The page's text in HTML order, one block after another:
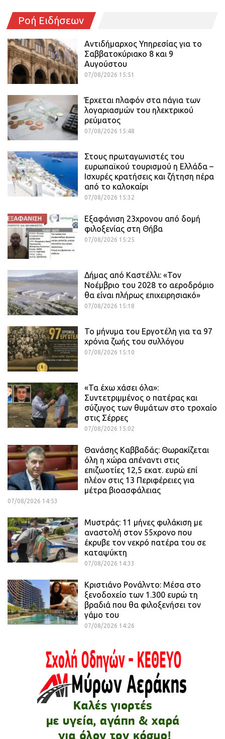
Ροή Ειδήσεων
Αντιδήμαρχος Υπηρεσίας για το
Σαββατοκύριακο 8 και 9
Αυγούστου
07/08/2026 15:51
Έρχεται πλαφόν στα πάγια των
λογαριασμών του ηλεκτρικού
ρεύματος
07/08/2026 15:48
Στους πρωταγωνιστές του
ευρωπαϊκού τουρισμού η Ελλάδα –
Ισχυρές κρατήσεις και ζήτηση πέρα
από το καλοκαίρι
07/08/2026 15:32
Εξαφάνιση 23χρονου από δομή
φιλοξενίας στη Θήβα
07/08/2026 15:25
Δήμας από Καστέλλι: «Τον
Νοέμβριο του 2028 το αεροδρόμιο
θα είναι πλήρως επιχειρησιακό»
07/08/2026 15:18
Το μήνυμα του Εργοτέλη για τα 97
χρόνια ζωής του συλλόγου
07/08/2026 15:10
«Τα έχω χάσει όλα»:
Συντετριμμένος ο πατέρας και
σύζυγος των θυμάτων στο τροχαίο
στις Σέρρες
07/08/2026 15:02
Θανάσης Καββαδάς: Θωρακίζεται
όλη η χώρα απέναντι στις
επιζωοτίες 12,5 εκατ. ευρώ επί
πλέον στις 13 Περιφέρειες για
μέτρα βιοασφάλειας
07/08/2026 14:53
Μυστράς: 11 μήνες φυλάκιση με
αναστολή στον 55χρονο που
έκρυβε τον νεκρό πατέρα του σε
καταψύκτη
07/08/2026 14:33
Κριστιάνο Ρονάλντο: Μέσα στο
ξενοδοχείο των 1.300 ευρώ τη
βραδιά που θα φιλοξενήσει τον
γάμο του
07/08/2026 14:26